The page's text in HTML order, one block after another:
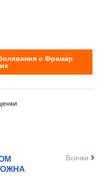
с Фрамар
Всички